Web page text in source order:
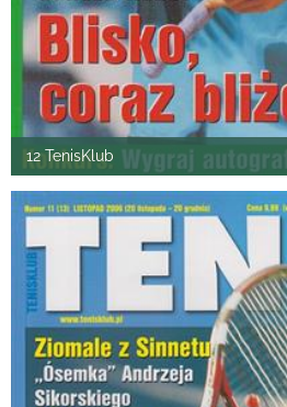
12 TenisKlub